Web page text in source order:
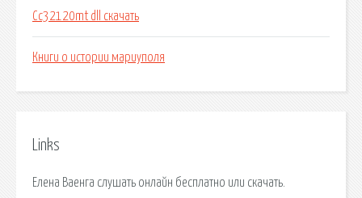
Cc32120mt dll скачать
Книги о истории мариуполя
Links
Елена Ваенга слушать онлайн бесплатно или скачать.